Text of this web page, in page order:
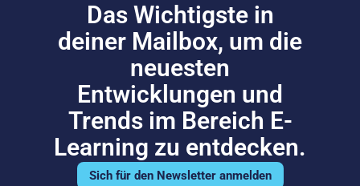
Das Wichtigste in
deiner Mailbox, um die
neuesten
Entwicklungen und
Trends im Bereich E-
Learning zu entdecken.
Sich für den Newsletter anmelden